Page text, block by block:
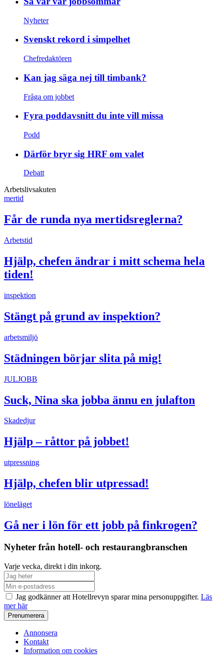
Nyheter
Svenskt rekord i simpelhet
Chefredaktören
Kan jag säga nej till timbank?
Fråga om jobbet
Fyra poddavsnitt du inte vill missa
Podd
Därför bryr sig HRF om valet
Debatt
Arbetslivsakuten
mertid
Får de runda nya mertidsreglerna?
Arbetstid
Hjälp, chefen ändrar i mitt schema hela
tiden!
inspektion
Stängt på grund av inspektion?
arbetsmiljö
Städningen börjar slita på mig!
JULJOBB
Suck, Nina ska jobba ännu en julafton
Skadedjur
Hjälp – råttor på jobbet!
utpressning
Hjälp, chefen blir utpressad!
löneläget
Gå ner i lön för ett jobb på finkrogen?
Nyheter från hotell- och restaurangbranschen
Varje vecka, direkt i din inkorg.
Jag godkänner att Hotellrevyn sparar mina personuppgifter. Läs
mer här
Annonsera
Kontakt
Information om cookies